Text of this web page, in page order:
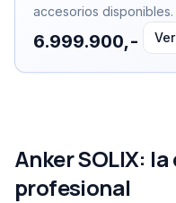
accesorios disponibles.
6.999.900,-
Anker SOLIX:
profesional